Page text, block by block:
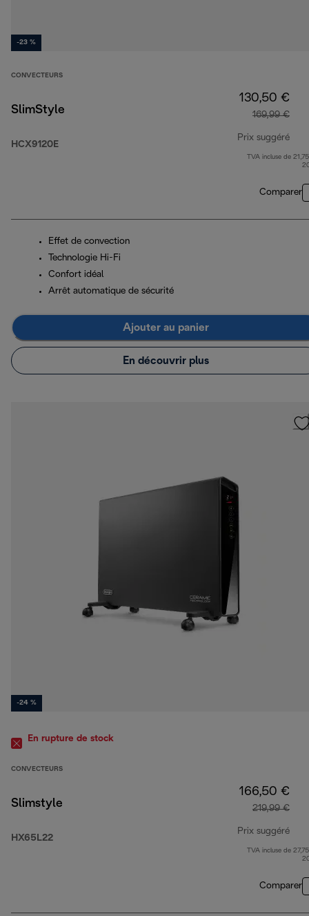
-23 %
CONVECTEURS
SlimStyle
HCX9120E
130,50 €
169,99 €
Prix suggéré
prix
TVA incluse de
Comparer
Effet de convection
Technologie Hi-Fi
Confort idéal
Arrêt automatique de sécurité
Ajouter au panier
En découvrir plus
-24 %
En rupture de stock
CONVECTEURS
Slimstyle
HX65L22
166,50 €
219,99 €
Prix suggéré
prix
TVA incluse de
Comparer